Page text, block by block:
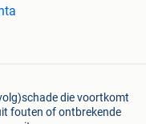
die voortkomt
fouten of ontbrekende